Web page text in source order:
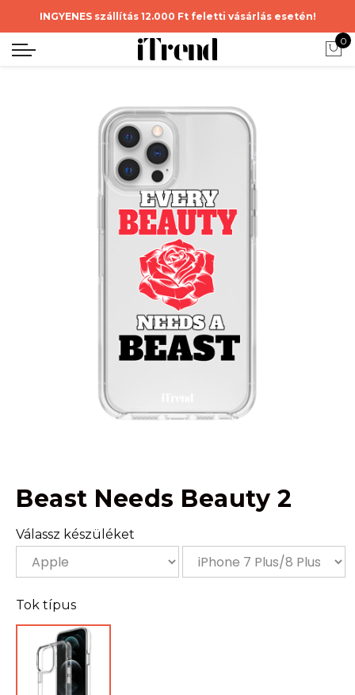
INGYENES szállítás 12.000 Ft feletti vásárlás esetén!
0
Beast Needs Beauty 2
Válassz készüléket
Tok típus